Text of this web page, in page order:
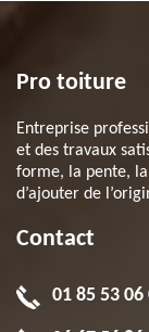
Pro toiture
Entreprise
et des travaux
forme, la pente,
d’ajouter de
Contact
01 85 53 06